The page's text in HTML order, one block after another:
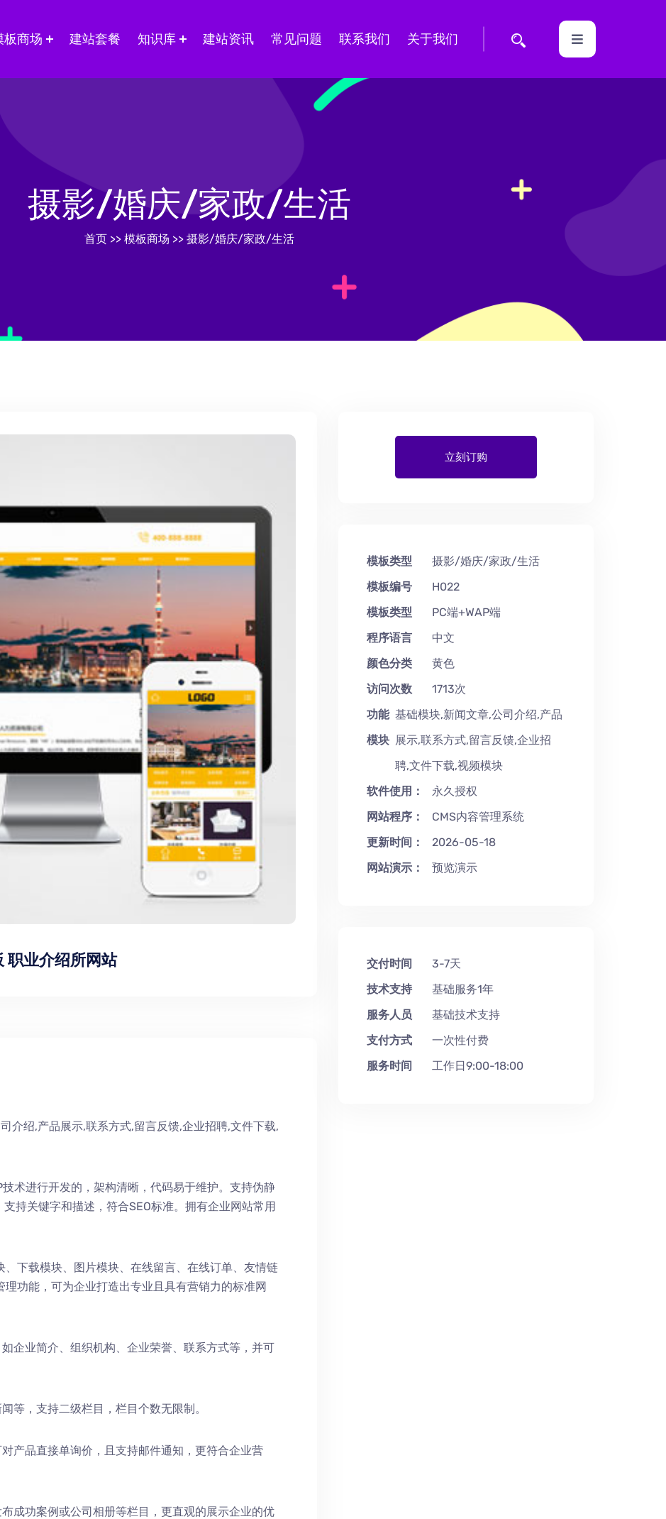
板商场 建站套餐 知识库 建站资讯 常见问题 联系我们 关于我们
摄影/婚庆/家政/生活
首页 >> 模板商场 >> 摄影/婚庆/家政/生活
职业介绍所网站
介绍,产品展示,联系方式,留言反馈,企业招聘,文件下载,
术进行开发的，架构清晰，代码易于维护。支持伪静
持关键字和描述，符合SEO标准。拥有企业网站常用
下载模块、图片模块、在线留言、在线订单、友情链
功能，可为企业打造出专业且具有营销力的标准网
企业简介、组织机构、企业荣誉、联系方式等，并可
等，支持二级栏目，栏目个数无限制。
产品直接单询价，且支持邮件通知，更符合企业营
成功案例或公司相册等栏目，更直观的展示企业的优
立刻订购
模板类型
摄影/婚庆/家政/生活
模板编号
H022
模板类型
PC端+WAP端
程序语言
中文
颜色分类
黄色
访问次数
1713次
功能
模块
基础模块,新闻文章,公司介绍,产品
展示,联系方式,留言反馈,企业招
聘,文件下载,视频模块
软件使用：
永久授权
网站程序：
CMS内容管理系统
更新时间：
2026-05-18
网站演示：
预览演示
交付时间
3-7天
技术支持
基础服务1年
服务人员
基础技术支持
支付方式
一次性付费
服务时间
工作日9:00-18:00